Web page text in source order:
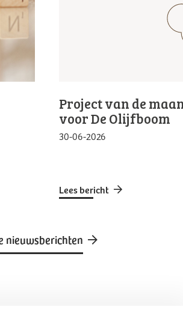
Project van de
voor De Olijfboom
30-06-2026
Lees bericht
nieuwsberichten